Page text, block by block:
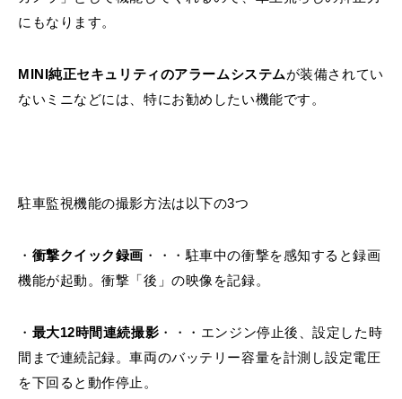
にもなります。
MINI純正セキュリティのアラームシステムが装備されてい
ないミニなどには、特にお勧めしたい機能です。
駐車監視機能の撮影方法は以下の3つ
・ 衝撃クイック録画 ・・・駐車中の衝撃を感知すると録画
機能が起動。衝撃「後」の映像を記録。
・ 最大12時間連続撮影 ・・・エンジン停止後、設定した時
間まで連続記録。車両のバッテリー容量を計測し設定電圧
を下回ると動作停止。